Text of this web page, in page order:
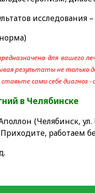
исследования
для вашего
результаты не только
сами себе диагноз
в Челябинске
(Челябинск, ул.
работаем